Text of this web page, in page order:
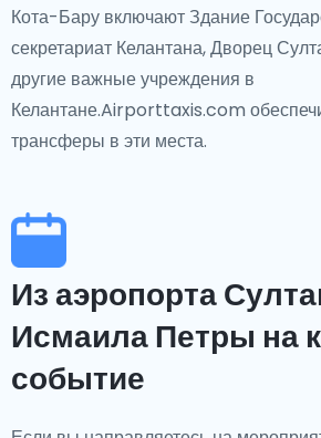
Кота-Бару включают Здание
секретариат Келантана, Дворец
другие важные учреждения в
Келантане.Airporttaxis.com
трансферы в эти места.
Из аэропорта
Исмаила Петры на
событие